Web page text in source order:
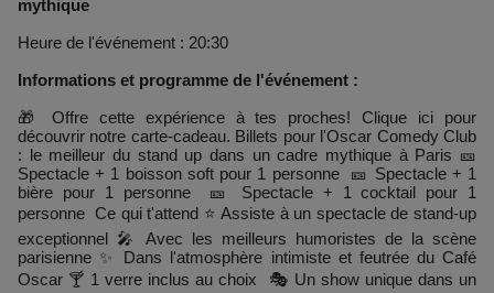
mythique
Heure de l'événement : 20:30
Informations et programme de l'événement :
🎁 Offre cette expérience à tes proches! Clique ici pour
découvrir notre carte-cadeau. Billets pour l'Oscar Comedy Club
: le meilleur du stand up dans un cadre mythique à Paris 🎫
Spectacle + 1 boisson soft pour 1 personne 🎫 Spectacle + 1
bière pour 1 personne 🎫 Spectacle + 1 cocktail pour 1
personne Ce qui t'attend ⭐ Assiste à un spectacle de stand-up
exceptionnel 🎤 Avec les meilleurs humoristes de la scène
parisienne ✨ Dans l'atmosphère intimiste et feutrée du Café
Oscar 🍸 1 verre inclus au choix 🎭 Un show unique dans un